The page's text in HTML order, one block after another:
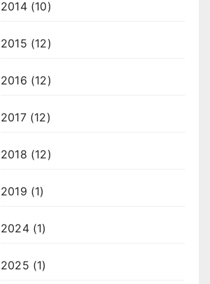
2014(10)
2015 (12)
2016 (12)
2017(12)
2018 (12)
2019 (1)
2024(1)
2025 (1)